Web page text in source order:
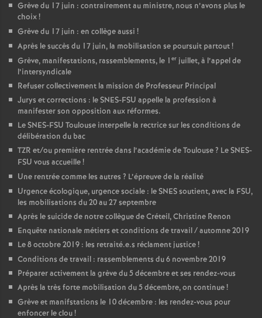
Grève du 17 juin : contrairement au ministre, nous n’avons plus le
choix!
Grève du 17 juin : en collège aussi !
Après le succès du 17 juin, la mobilisation se poursuit partout!
Grève, manifestations, rassemblements, le 1 er juillet, à l’appel de
l’intersyndicale
Refuser collectivement la mission de Professeur Principal
Jurys et corrections : le SNES-FSU appelle la profession à
manifester son opposition aux réformes.
Le SNES-FSU Toulouse interpelle la rectrice sur les conditions de
délibération du bac
TZR et/ou première rentrée dans l’académie de Toulouse? Le SNES-
FSU vous accueille!
Une rentrée comme les autres ? L’épreuve de la réalité
Urgence écologique, urgence sociale : le SNES soutient, avec la FSU,
les mobilisations du 20 au 27 septembre
Après le suicide de notre collègue de Créteil, Christine Renon
Enquête nationale métiers et conditions de travail / automne 2019
Le 8 octobre 2019 : les retraité.e.s réclament justice!
Conditions de travail : rassemblements du 6 novembre 2019
Préparer activement la grève du 5 décembre et ses rendez-vous
Après la très forte mobilisation du 5 décembre, on continue!
Grève et manifstations le 10 décembre : les rendez-vous pour
enfoncer le clou!